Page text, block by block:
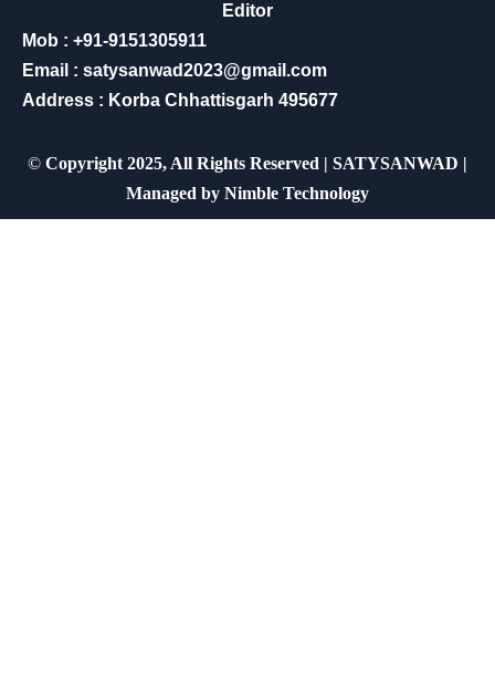
Editor
Mob : +91-9151305911
Email : satysanwad2023@gmail.com
Address : Korba Chhattisgarh 495677
© Copyright 2025, All Rights Reserved | SATYSANWAD |
Managed by Nimble Technology